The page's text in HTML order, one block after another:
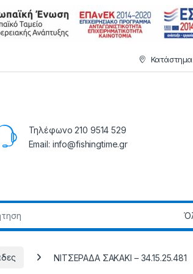
Κατάστημα
Τηλέφωνο 210 9514 529
Email: info@fishingtime.gr
ΝΙΤΣΕΡΑΔΑ ΣΑΚΑΚΙ – 34.15.25.481